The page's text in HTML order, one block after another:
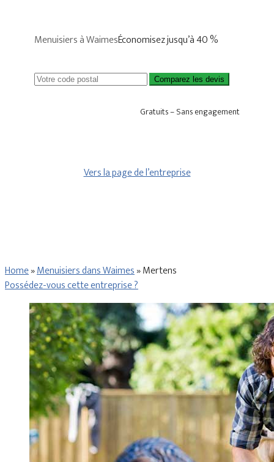
Menuisiers à WaimesÉconomisez jusqu’à 40 %
Comparez les devis
Gratuits – Sans engagement
Vers la page de l’entreprise
Home»Menuisiers dans Waimes»Mertens
Possédez-vous cette entreprise ?